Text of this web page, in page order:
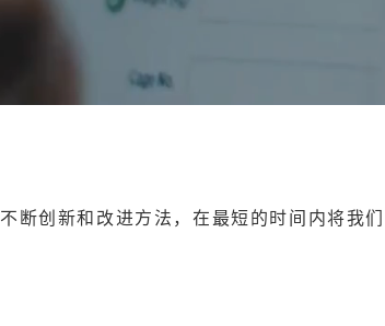
断创新和改进方法，在最短的时间内将我们